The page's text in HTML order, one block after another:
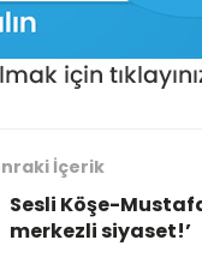
İçerik
Sesli Köşe-
merkezli siyaset!’